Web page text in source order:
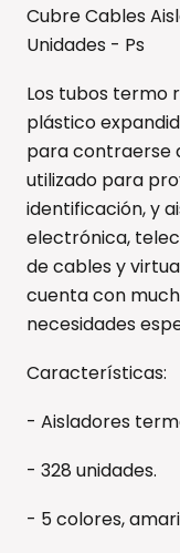
Cubre Cables
Unidades - Ps
Los tubos termo
plástico
para contraerse
utilizado para
identificación, y
electrónica,
de cables y
cuenta con
necesidades
Características:
- Aisladores
- 328 unidades.
- 5 colores,